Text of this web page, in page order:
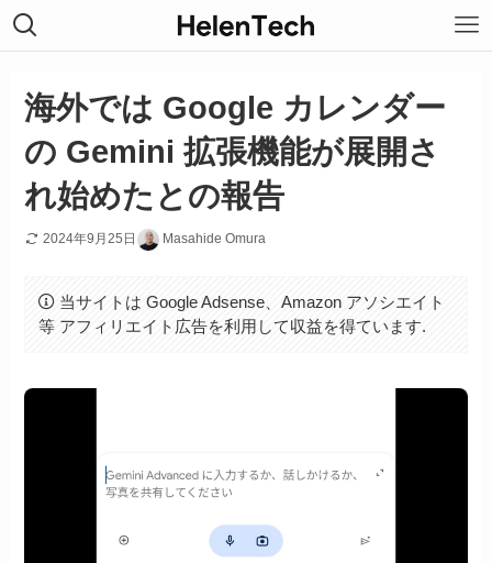
海外では Google カレンダー
の Gemini 拡張機能が展開さ
れ始めたとの報告
2024年9月25日 Masahide Omura
当サイトは Google Adsense、Amazon アソシエイト
等 アフィリエイト広告を利用して収益を得ています.